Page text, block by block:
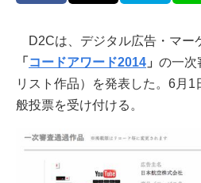
D2Cは、デジタル広告・マー
「 コードアワード2014 」 の一次
リスト作品）を発表した。6月1
般投票を受け付ける。